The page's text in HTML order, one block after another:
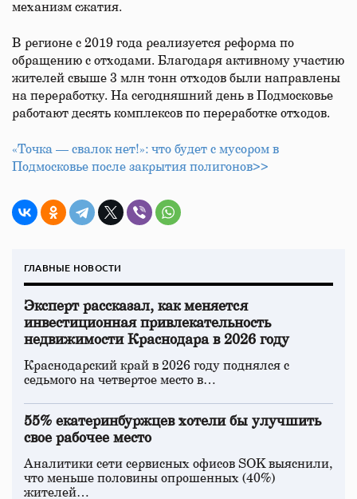
механизм сжатия.
В регионе с 2019 года реализуется реформа по
обращению с отходами. Благодаря активному участию
жителей свыше 3 млн тонн отходов были направлены
на переработку. На сегодняшний день в Подмосковье
работают десять комплексов по переработке отходов.
«Точка — свалок нет!»: что будет с мусором в
Подмосковье после закрытия полигонов>>
ГЛАВНЫЕ НОВОСТИ
Эксперт рассказал, как меняется
инвестиционная привлекательность
недвижимости Краснодара в 2026 году
Краснодарский край в 2026 году поднялся с
седьмого на четвертое место в…
55% екатеринбуржцев хотели бы улучшить
свое рабочее место
Аналитики сети сервисных офисов SOK выяснили,
что меньше половины опрошенных (40%)
жителей…